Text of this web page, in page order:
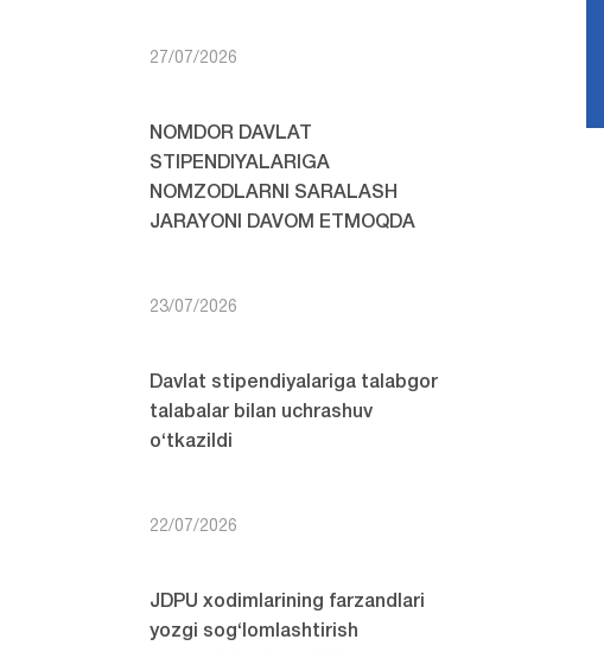
27/07/2026
NOMDOR DAVLAT
STIPENDIYALARIGA
NOMZODLARNI SARALASH
JARAYONI DAVOM ETMOQDA
23/07/2026
Davlat stipendiyalariga talabgor
talabalar bilan uchrashuv
o‘tkazildi
22/07/2026
JDPU xodimlarining farzandlari
yozgi sog‘lomlashtirish